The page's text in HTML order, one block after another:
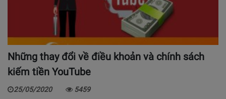
Những thay đổi về điều khoản và chính sách
kiếm tiền YouTube
25/05/2020 5459